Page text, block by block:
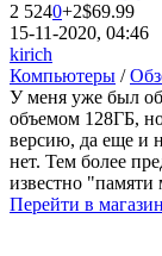
2 5240+2$69.99
15-11-2020, 04:46
kirich
Компьютеры /
У меня уже был
объемом 128ГБ,
версию, да еще и
нет. Тем более
известно "памяти
Перейти в магазин